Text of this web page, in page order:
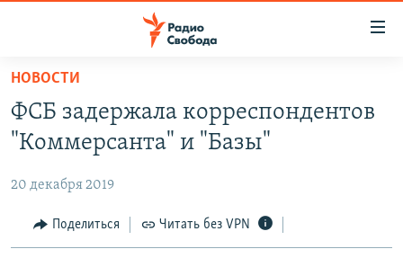
упрощенного
доступа
Вернуться
основному
Вернутся
ПОДКАСТЫ
АВТОРСКИЕ ПРОЕКТЫ
ЦИТАТЫ СВОБОДЫ
МНЕНИЯ
НОВОСТИ
ФСБ задержала корреспондентов
"Коммерсанта" и "Базы"
20 декабря 2019
Поделиться Читать без VPN